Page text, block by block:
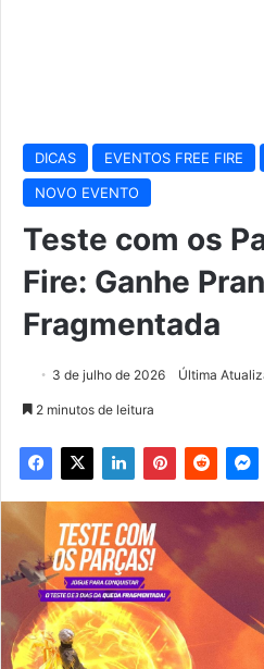
DICAS EVENTOS FREE FIRE
NOVO EVENTO
Teste com os
Fire: Ganhe
Fragmentada
3 de julho de 2026 Última
2 minutos de leitura